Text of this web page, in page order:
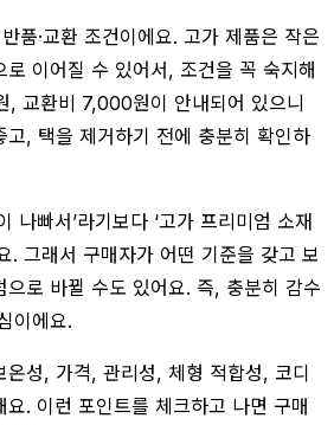
품·교환 조건이에요. 고가 제품은 작은
로 이어질 수 있어서, 조건을 꼭 숙지해
, 교환비 7,000원이 안내되어 있으니
고, 택을 제거하기 전에 충분히 확인하
나빠서’라기보다 ‘고가 프리미엄 소재
. 그래서 구매자가 어떤 기준을 갖고 보
으로 바뀔 수도 있어요. 즉, 충분히 감수
이에요.
온성, 가격, 관리성, 체형 적합성, 코디
. 이런 포인트를 체크하고 나면 구매